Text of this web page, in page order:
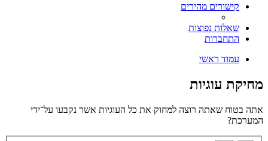
קישורים מהירים
שאלות נפוצות
התחברות
עמוד ראשי
מחיקת עוגיות
אתה בטוח שאתה רוצה למחוק את כל העוגיות אשר נקבעו על־ידי
המערכת?